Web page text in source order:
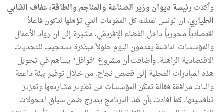
وأكدت رئيسة ديوان وزير الصناعة والمناجم والطاقة، عفاف الشابي
الطياري،أن تونس تمتلك كل المقومات التي تؤهلها لتكون فاعلاً
اقتصادياً محورياً داخل الفضاء الإفريقي، مشيرة إلى أن رواد الأعمال
والمؤسسات الناشئة يقدمون اليوم حلولاً مبتكرة تستجيب للتحديات
الاقتصادية الراهنة. وأضافت أن مشروع "قوافل" يساهم في تحويل
هذه المبادرات المحلية إلى قصص نجاح، من خلال توفير بيئة داعمة
وآليات مرافقة فعّالة تمكّن المؤسسات من تطوير مشاريعها وتعزيز
تنافسيتها. كما أفادت بأن هذا البرنامج يندرج ضمن سياق التحولات